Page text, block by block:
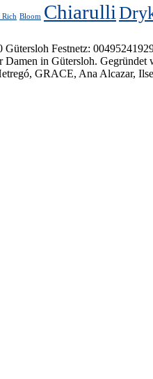
Rich Bloom Chiarulli
Festnetz:
in Gütersloh.
GRACE, Ana Alcazar,